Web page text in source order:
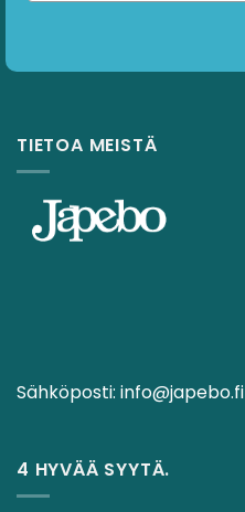
TIETOA MEISTÄ
Sähköposti: info@japebo.fi
4 HYVÄÄ SYYTÄ.